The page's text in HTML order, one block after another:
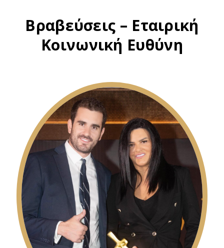
Βραβεύσεις – Eταιρική
Kοινωνική Eυθύνη